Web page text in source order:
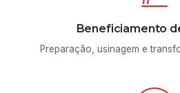
Beneficiamento
Preparação, usinagem e